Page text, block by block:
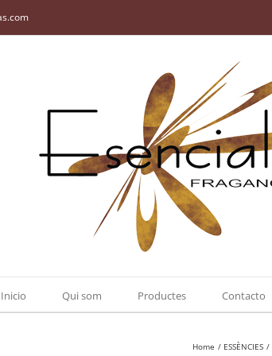
Inicio Qui som Productes Contacto
Home ESSÈNCIES